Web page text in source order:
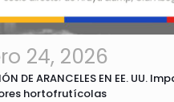
24, 2026
DE ARANCELES EN EE. UU.
hortofrutícolas